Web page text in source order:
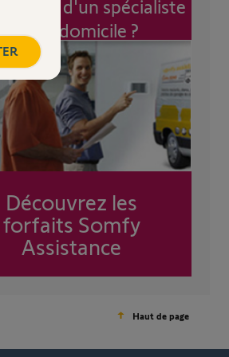
d'un spécialiste
à mon domicile ?
Découvrez les
forfaits Somfy
Assistance
Haut de page